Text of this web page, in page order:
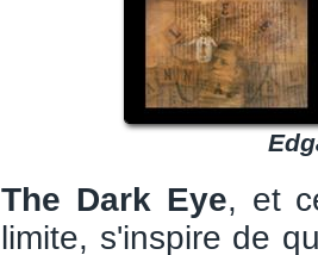
The Dark Eye, et
limite, s'inspire de